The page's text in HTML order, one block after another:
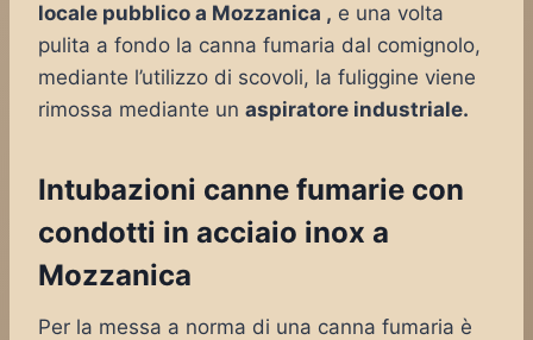
locale pubblico a Mozzanica , e una volta
pulita a fondo la canna fumaria dal comignolo,
mediante l’utilizzo di scovoli, la fuliggine viene
rimossa mediante un aspiratore industriale.
Intubazioni canne fumarie con
condotti in acciaio inox a
Mozzanica
Per la messa a norma di una canna fumaria è